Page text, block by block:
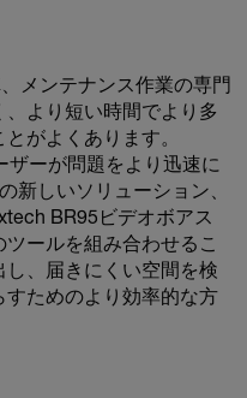
メンテナンス作業の専門
より短い時間でより多
がよくあります。
ザーが問題をより迅速に
新しいソリューション、
BR95ビデオボアス
ールを組み合わせるこ
し、届きにくい空間を検
ためのより効率的な方